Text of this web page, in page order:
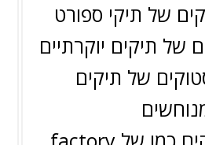
של תיקי ספורט
של תיקים יוקרתיים
של תיקים